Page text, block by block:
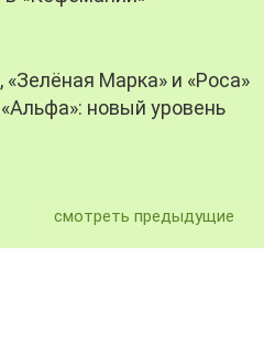
«Зелёная Марка» и «Роса»
новый уровень
смотреть предыдущие